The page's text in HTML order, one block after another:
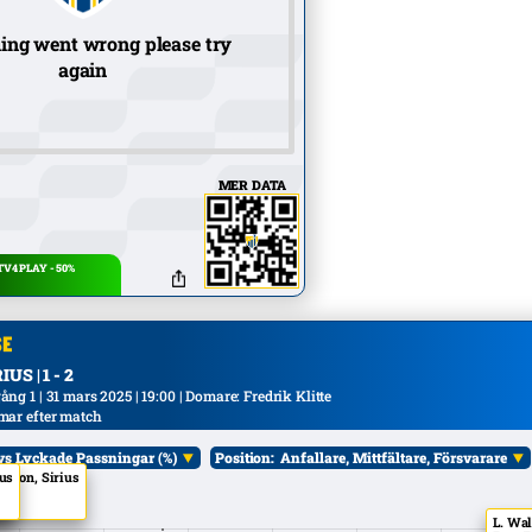
went wrong please try
again
PLAY - 50%
MER DATA
| 1 - 2
1 | 31 mars 2025 | 19:00 | Domare: Fredrik Klitte
efter match
Lyckade Passningar (%) Position: Anfallare, Mittfältare, Försvarare
Alla
L.
Sirius